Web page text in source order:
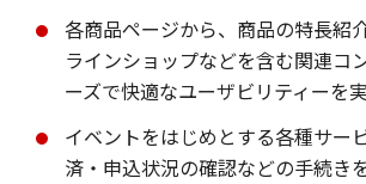
各商品ページから、商品の特長紹
ラインショップなどを含む関連コ
ーズで快適なユーザビリティーを
イベントをはじめとする各種サー
済・申込状況の確認などの手続き